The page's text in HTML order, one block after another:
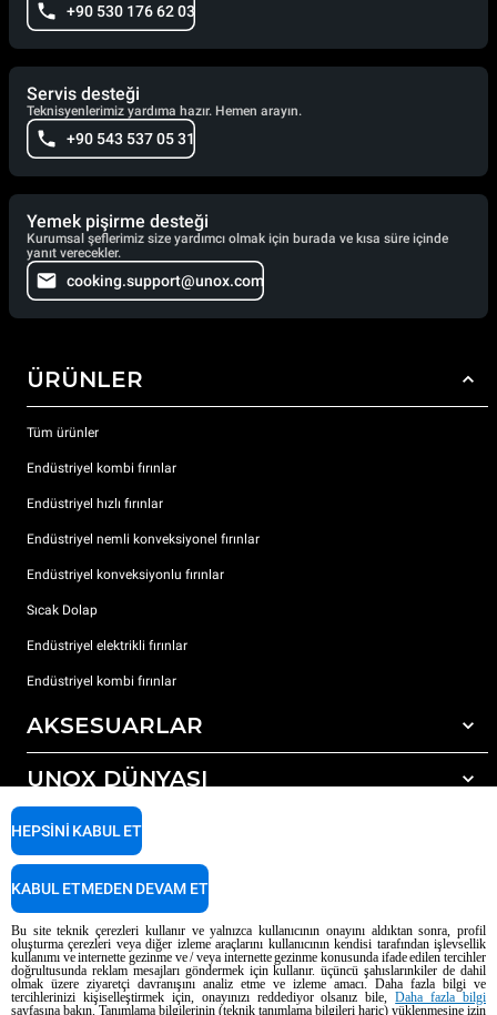
+90 530 176 62 03
Servis desteği
Teknisyenlerimiz yardıma hazır. Hemen arayın.
+90 543 537 05 31
Yemek pişirme desteği
Kurumsal şeflerimiz size yardımcı olmak için burada ve kısa süre içinde
yanıt verecekler.
cooking.support@unox.com
ÜRÜNLER
Tüm ürünler
Endüstriyel kombi fırınlar
Endüstriyel hızlı fırınlar
Endüstriyel nemli konveksiyonel fırınlar
Endüstriyel konveksiyonlu fırınlar
Sıcak Dolap
Endüstriyel elektrikli fırınlar
Endüstriyel kombi fırınlar
AKSESUARLAR
Tüm aksesuarlar
Otomatik yıkama için deterjanlar
Elle yıkama için deterjanlar
Reçine filtrelerle su arıtma
UNOX DÜNYASI
Dünyadaki ofislerimizx
DESTEK
Unox garanti
Servis Bulucu
Telif Hakkı 2026 UNOX SpA Tüm hakları saklıdır. Reg. Imp. Padova n °
AI Content Disclaimer Privacy policy Cookie policy
Bu site teknik çerezleri kullanır ve yalnızca kullanıcının onayını aldıktan sonra, profil
oluşturma çerezleri veya diğer izleme araçlarını kullanıcının kendisi tarafından işlevsellik
kullanımı ve internette gezinme ve / veya internette gezinme konusunda ifade edilen tercihler
doğrultusunda reklam mesajları göndermek için kullanır. üçüncü şahıslarınkiler de dahil
olmak üzere ziyaretçi davranışını analiz etme ve izleme amacı. Daha fazla bilgi ve
tercihlerinizi kişiselleştirmek için, onayınızı reddediyor olsanız bile,Daha fazla bilgi
sayfasına bakın. Tanımlama bilgilerinin (teknik tanımlama bilgileri hariç) yüklenmesine izin
HEPSINI KABUL ET
KABUL ETMEDEN DEVAM ET